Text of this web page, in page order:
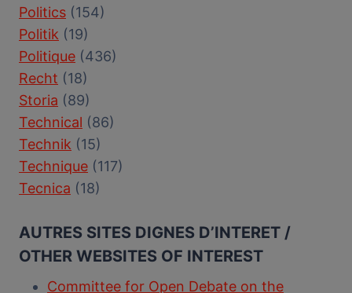
Politics (154)
Politik (19)
Politique (436)
Recht (18)
Storia (89)
Technical (86)
Technik (15)
Technique (117)
Tecnica (18)
AUTRES SITES DIGNES D’INTERET /
OTHER WEBSITES OF INTEREST
Committee for Open Debate on the